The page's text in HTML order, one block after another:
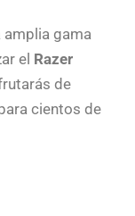
amplia gama
el Razer
de
cientos de